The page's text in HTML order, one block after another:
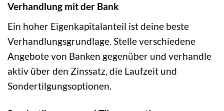
Verhandlung mit der Bank
Ein hoher Eigenkapitalanteil ist deine beste
Verhandlungsgrundlage. Stelle verschiedene
Angebote von Banken gegenüber und verhandle
aktiv über den Zinssatz, die Laufzeit und
Sondertilgungsoptionen.